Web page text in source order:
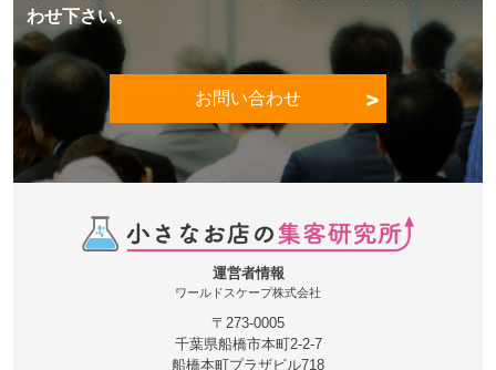
わせ下さい。
お問い合わせ
運営者情報
ワールドスケープ株式会社
〒273-0005
千葉県船橋市本町2-2-7
船橋本町プラザビル718